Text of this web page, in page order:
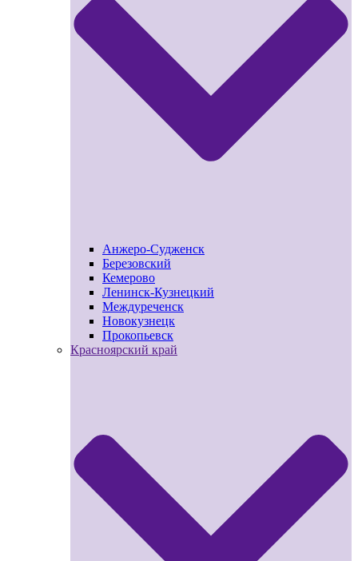
Анжеро-Судженск
Березовский
Кемерово
Ленинск-Кузнецкий
Междуреченск
Новокузнецк
Прокопьевск
Красноярский край